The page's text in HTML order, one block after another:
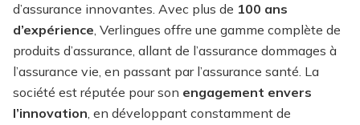
d’assurance innovantes. Avec plus de 100 ans
d’expérience, Verlingues offre une gamme complète de
produits d’assurance, allant de l’assurance dommages à
l’assurance vie, en passant par l’assurance santé. La
société est réputée pour son engagement envers
l’innovation, en développant constamment de